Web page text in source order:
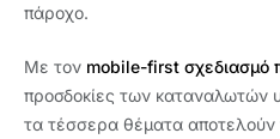
πάροχο.
Με τον mobile-first σχεδιασμό
προσδοκίες των καταναλωτών
τα τέσσερα θέματα αποτελούν